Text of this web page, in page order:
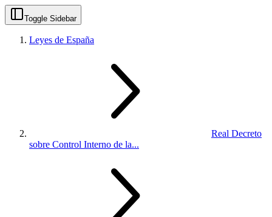
Toggle Sidebar
Leyes de España
Real Decreto
sobre Control Interno de la...